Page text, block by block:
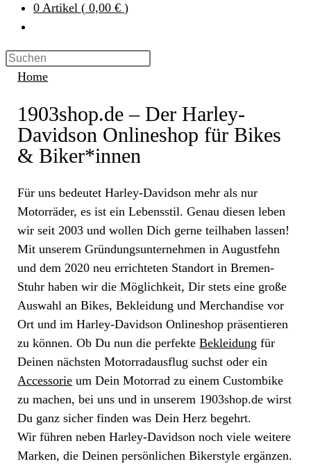
0 Artikel ( 0,00 € )
Home
1903shop.de – Der Harley-
Davidson Onlineshop für Bikes
& Biker*innen
Für uns bedeutet Harley-Davidson mehr als nur
Motorräder, es ist ein Lebensstil. Genau diesen leben
wir seit 2003 und wollen Dich gerne teilhaben lassen!
Mit unserem Gründungsunternehmen in Augustfehn
und dem 2020 neu errichteten Standort in Bremen-
Stuhr haben wir die Möglichkeit, Dir stets eine große
Auswahl an Bikes, Bekleidung und Merchandise vor
Ort und im Harley-Davidson Onlineshop präsentieren
zu können. Ob Du nun die perfekteBekleidung für
Deinen nächsten Motorradausflug suchst oder ein
Accessorie um Dein Motorrad zu einem Custombike
zu machen, bei uns und in unserem 1903shop.de wirst
Du ganz sicher finden was Dein Herz begehrt.
Wir führen neben Harley-Davidson noch viele weitere
Marken, die Deinen persönlichen Bikerstyle ergänzen.